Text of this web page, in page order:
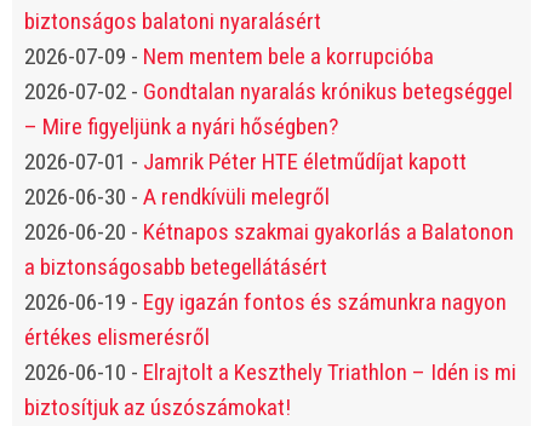
biztonságos balatoni nyaralásért
2026-07-09 - Nem mentem bele a korrupcióba
2026-07-02 - Gondtalan nyaralás krónikus betegséggel
– Mire figyeljünk a nyári hőségben?
2026-07-01 - Jamrik Péter HTE életműdíjat kapott
2026-06-30 - A rendkívüli melegről
2026-06-20 - Kétnapos szakmai gyakorlás a Balatonon
a biztonságosabb betegellátásért
2026-06-19 - Egy igazán fontos és számunkra nagyon
értékes elismerésről
2026-06-10 - Elrajtolt a Keszthely Triathlon – Idén is mi
biztosítjuk az úszószámokat!